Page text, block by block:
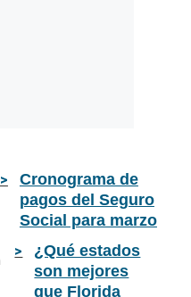
Cronograma de
pagos del Seguro
Social para marzo
de 2024
¿Qué estados
son mejores
que Florida